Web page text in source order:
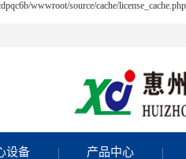
wwwroot/source/cache/
设备 产品中心